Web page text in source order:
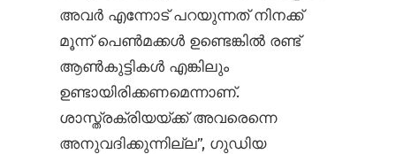
അവര്‍ എന്നോട് പറയുന്നത് നിനക്ക്
മൂന്ന് പെണ്‍മക്കള്‍ ഉണ്ടെങ്കില്‍ രണ്ട്
ആണ്‍കുട്ടികള്‍ എങ്കിലും
ഉണ്ടായിരിക്കണമെന്നാണ്.
ശാസ്ത്രക്രിയയ്ക്ക് അവരെന്നെ
അനുവദിക്കുന്നില്ല”, ഗുഡിയ